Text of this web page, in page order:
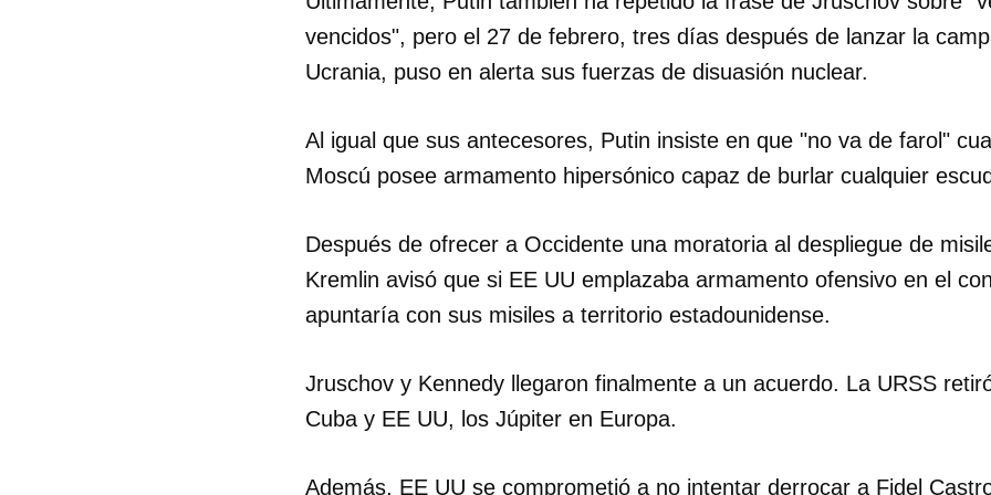
vencidos", pero el 27 de febrero, tres días después de lanzar la
Ucrania, puso en alerta sus fuerzas de disuasión nuclear.
Al igual que sus antecesores, Putin insiste en que "no va de farol"
Moscú posee armamento hipersónico capaz de burlar cualquier
Después de ofrecer a Occidente una moratoria al despliegue de
Kremlin avisó que si EE UU emplazaba armamento ofensivo en el
apuntaría con sus misiles a territorio estadounidense.
Jruschov y Kennedy llegaron finalmente a un acuerdo. La URSS
Cuba y EE UU, los Júpiter en Europa.
Además, EE UU se comprometió a no intentar derrocar a Fidel